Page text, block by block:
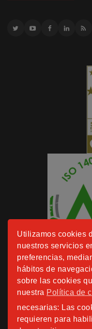
Utilizamos cookies
nuestros servicios
preferencias,
hábitos de
sobre las cookies
nuestra Política de
necesarias: Las
requieren para